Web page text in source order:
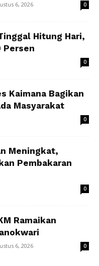
6, 2026 0
Hitung Hari,
Persen
0
Kaimana Bagikan
Masyarakat
0
Meningkat,
Pembakaran
0
Ramaikan
6, 2026 0